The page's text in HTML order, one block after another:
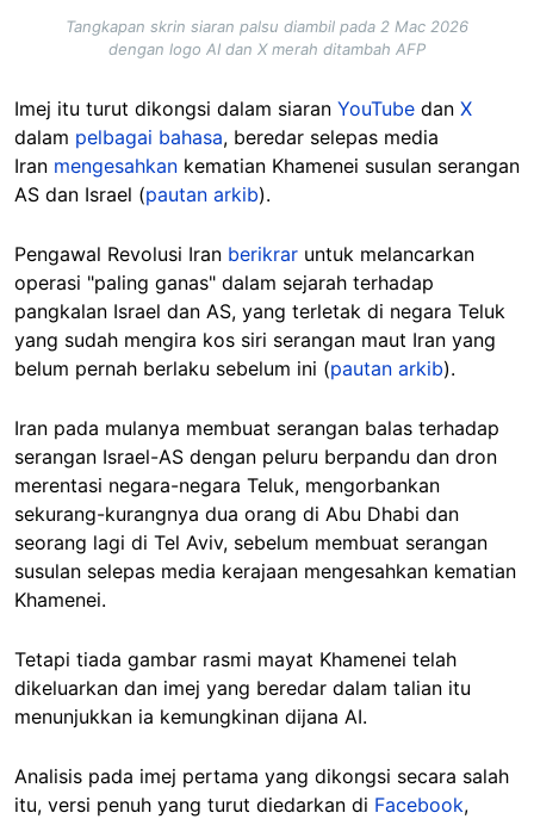
Tangkapan skrin siaran palsu diambil pada 2 Mac 2026
dengan logo AI dan X merah ditambah AFP
Imej itu turut dikongsi dalam siaran YouTube dan X
dalam pelbagai bahasa, beredar selepas media
Iran mengesahkan kematian Khamenei susulan serangan
AS dan Israel (pautan arkib).
Pengawal Revolusi Iran berikrar untuk melancarkan
operasi "paling ganas" dalam sejarah terhadap
pangkalan Israel dan AS, yang terletak di negara Teluk
yang sudah mengira kos siri serangan maut Iran yang
belum pernah berlaku sebelum ini (pautan arkib).
Iran pada mulanya membuat serangan balas terhadap
serangan Israel-AS dengan peluru berpandu dan dron
merentasi negara-negara Teluk, mengorbankan
sekurang-kurangnya dua orang di Abu Dhabi dan
seorang lagi di Tel Aviv, sebelum membuat serangan
susulan selepas media kerajaan mengesahkan kematian
Khamenei.
Tetapi tiada gambar rasmi mayat Khamenei telah
dikeluarkan dan imej yang beredar dalam talian itu
menunjukkan ia kemungkinan dijana AI.
Analisis pada imej pertama yang dikongsi secara salah
itu, versi penuh yang turut diedarkan di Facebook,